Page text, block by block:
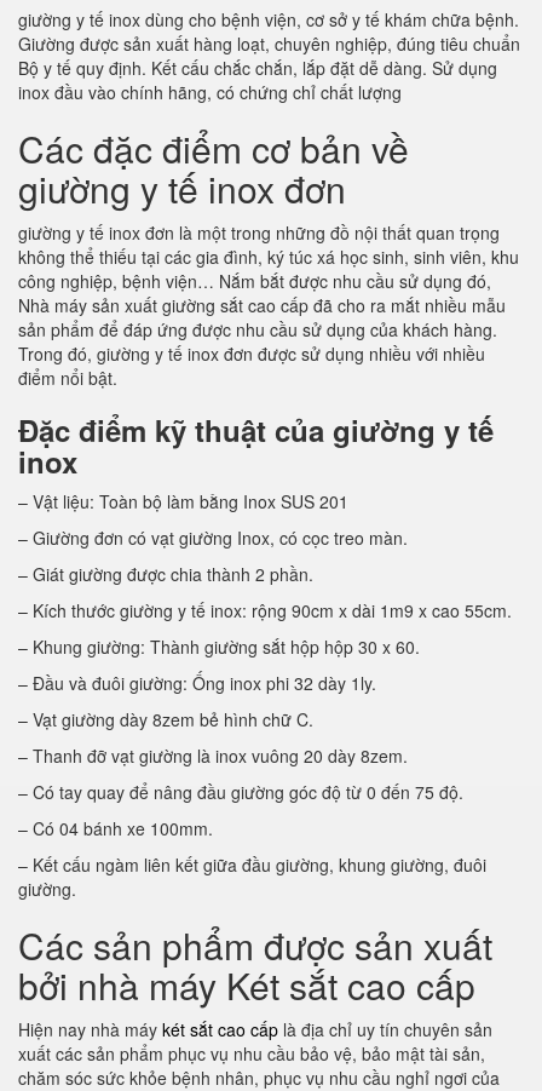
giường y tế inox dùng cho bệnh viện, cơ sở y tế khám chữa bệnh.
Giường được sản xuất hàng loạt, chuyên nghiệp, đúng tiêu chuẩn
Bộ y tế quy định. Kết cấu chắc chắn, lắp đặt dễ dàng. Sử dụng
inox đầu vào chính hãng, có chứng chỉ chất lượng
Các đặc điểm cơ bản về
giường y tế inox đơn
giường y tế inox đơn là một trong những đồ nội thất quan trọng
không thể thiếu tại các gia đình, ký túc xá học sinh, sinh viên, khu
công nghiệp, bệnh viện… Nắm bắt được nhu cầu sử dụng đó,
Nhà máy sản xuất giường sắt cao cấp đã cho ra mắt nhiều mẫu
sản phẩm để đáp ứng được nhu cầu sử dụng của khách hàng.
Trong đó, giường y tế inox đơn được sử dụng nhiều với nhiều
điểm nổi bật.
Đặc điểm kỹ thuật của giường y tế
inox
– Vật liệu: Toàn bộ làm bằng Inox SUS 201
– Giường đơn có vạt giường Inox, có cọc treo màn.
– Giát giường được chia thành 2 phần.
– Kích thước giường y tế inox: rộng 90cm x dài 1m9 x cao 55cm.
– Khung giường: Thành giường sắt hộp hộp 30 x 60.
– Đầu và đuôi giường: Ống inox phi 32 dày 1ly.
– Vạt giường dày 8zem bẻ hình chữ C.
– Thanh đỡ vạt giường là inox vuông 20 dày 8zem.
– Có tay quay để nâng đầu giường góc độ từ 0 đến 75 độ.
– Có 04 bánh xe 100mm.
– Kết cấu ngàm liên kết giữa đầu giường, khung giường, đuôi
giường.
Các sản phẩm được sản xuất
bởi nhà máy Két sắt cao cấp
Hiện nay nhà máy két sắt cao cấp là địa chỉ uy tín chuyên sản
xuất các sản phẩm phục vụ nhu cầu bảo vệ, bảo mật tài sản,
chăm sóc sức khỏe bệnh nhân, phục vụ nhu cầu nghỉ ngơi của